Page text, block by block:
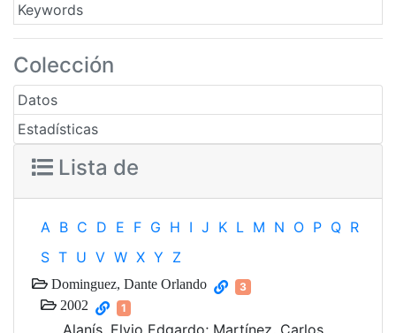
Keywords
Colección
Datos
Estadísticas
Lista de
A B C D E F G H I J K L M N O P Q R
S T U V W X Y Z
Dominguez, Dante Orlando 3
2002 1